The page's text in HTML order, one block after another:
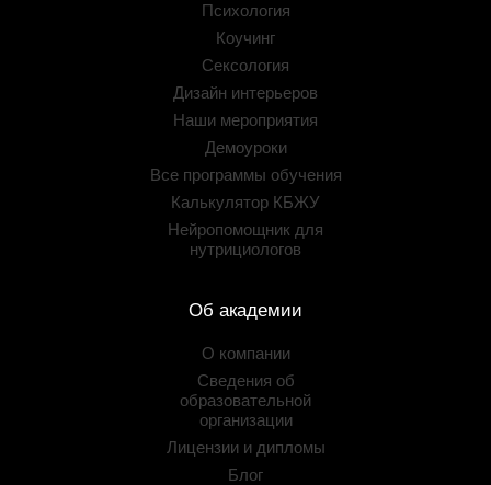
Психология
Коучинг
Сексология
Дизайн интерьеров
Наши мероприятия
Демоуроки
Все программы обучения
Калькулятор КБЖУ
Нейропомощник для
нутрициологов
Об академии
О компании
Сведения об
образовательной
организации
Лицензии и дипломы
Блог